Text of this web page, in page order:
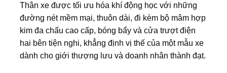
Thân xe được tối ưu hóa khí động học với những
đường nét mềm mại, thuôn dài, đi kèm bộ mâm hợp
kim đa chấu cao cấp, bóng bẩy và cửa trượt điện
hai bên tiện nghi, khẳng định vị thế của một mẫu xe
dành cho giới thượng lưu và doanh nhân thành đạt.